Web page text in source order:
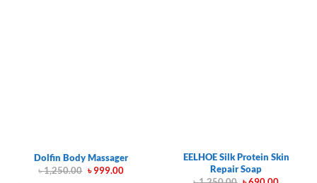
Dolfin Body Massager
৳1,250.00 Original
৳999.00Current
EELHOE Silk Protein Skin
Repair Soap